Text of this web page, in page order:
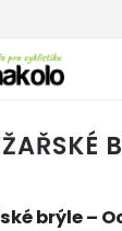
brýle –